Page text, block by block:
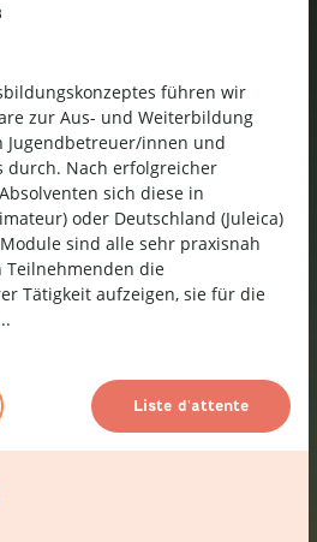
führen wir
zur Aus- und Weiterbildung
innen und
durch. Nach erfolgreicher
sich diese in
oder Deutschland (Juleica)
sind alle sehr praxisnah
die
Tätigkeit aufzeigen, sie für die
Liste d'attente